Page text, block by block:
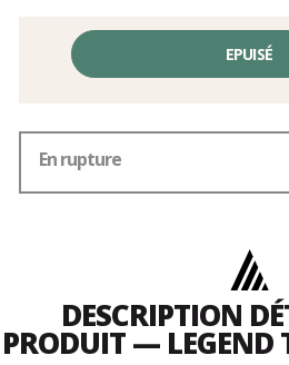
EPUISÉ
En rupture
DESCRIPTION
PRODUIT — LEGEND